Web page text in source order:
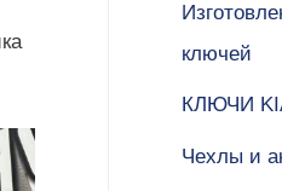
ключей
КЛЮЧИ
Чехлы и